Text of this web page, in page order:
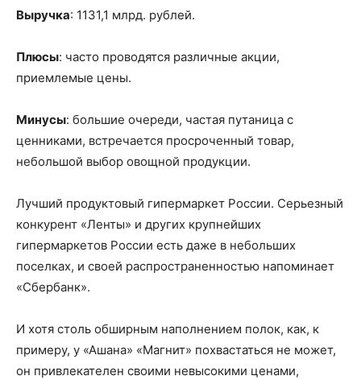
Выручка: 1131,1 млрд. рублей.
Плюсы: часто проводятся различные акции,
приемлемые цены.
Минусы: большие очереди, частая путаница с
ценниками, встречается просроченный товар,
небольшой выбор овощной продукции.
Лучший продуктовый гипермаркет России. Серьезный
конкурент «Ленты» и других крупнейших
гипермаркетов России есть даже в небольших
поселках, и своей распространенностью напоминает
«Сбербанк».
И хотя столь обширным наполнением полок, как, к
примеру, у «Ашана» «Магнит» похвастаться не может,
он привлекателен своими невысокими ценами,